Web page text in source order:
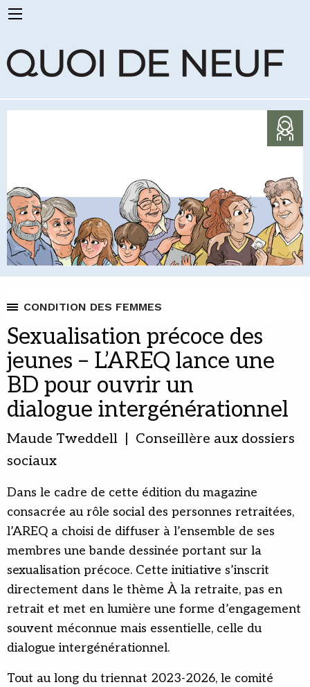
CONDITION DES FEMMES
Sexualisation précoce des
jeunes – L’AREQ lance une
BD pour ouvrir un
dialogue intergénérationnel
Maude Tweddell | Conseillère aux dossiers
sociaux
Dans le cadre de cette édition du magazine
consacrée au rôle social des personnes retraitées,
l’AREQ a choisi de diffuser à l’ensemble de ses
membres une bande dessinée portant sur la
sexualisation précoce. Cette initiative s’inscrit
directement dans le thème À la retraite, pas en
retrait et met en lumière une forme d’engagement
souvent méconnue mais essentielle, celle du
dialogue intergénérationnel.
Tout au long du triennat 2023-2026, le comité